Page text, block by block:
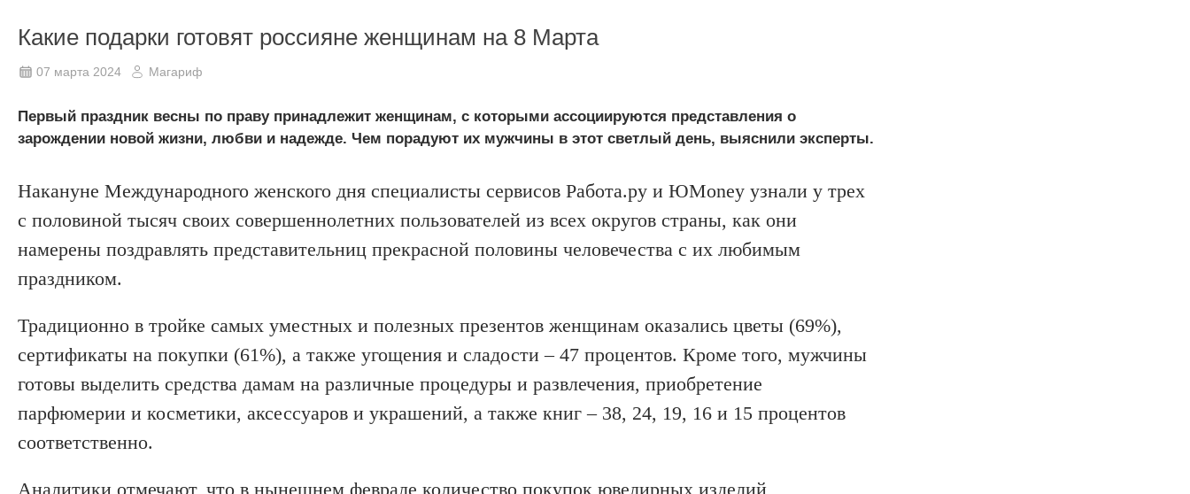
Какие подарки готовят россияне женщинам на 8 Марта
07 марта 2024 Магариф
Первый праздник весны по праву принадлежит женщинам, с которыми ассоциируются представления о
зарождении новой жизни, любви и надежде. Чем порадуют их мужчины в этот светлый день, выяснили эксперты.
Накануне Международного женского дня специалисты сервисов Работа.ру и ЮMoney узнали у трех
с половиной тысяч своих совершеннолетних пользователей из всех округов страны, как они
намерены поздравлять представительниц прекрасной половины человечества с их любимым
праздником.
Традиционно в тройке самых уместных и полезных презентов женщинам оказались цветы (69%),
сертификаты на покупки (61%), а также угощения и сладости – 47 процентов. Кроме того, мужчины
готовы выделить средства дамам на различные процедуры и развлечения, приобретение
парфюмерии и косметики, аксессуаров и украшений, а также книг – 38, 24, 19, 16 и 15 процентов
соответственно.
Аналитики отмечают, что в нынешнем феврале количество покупок ювелирных изделий